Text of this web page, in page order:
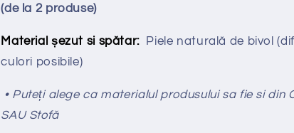
(de la 2 produse)
Material șezut si spătar:
Piele naturală de bivol
culori posibile)
• Puteți alege ca materialul produsului sa fie si din
SAU Stofă